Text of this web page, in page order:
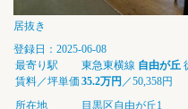
居抜き
登録日：2025-06-08
最寄り駅
東急東横線 自由が丘
賃料／坪単価 35.2万円 ／50,358円
所在地
目黒区自由が丘1